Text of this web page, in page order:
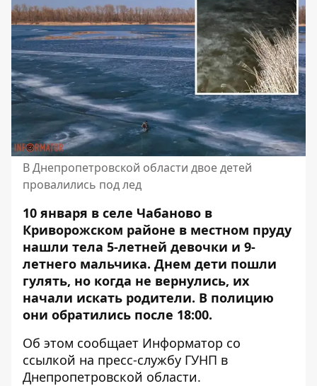
В Днепропетровской области двое детей
провалились под лед
10 января в селе Чабаново в
Криворожском районе в местном пруду
нашли тела 5-летней девочки и 9-
летнего мальчика. Днем дети пошли
гулять, но когда не вернулись, их
начали искать родители. В полицию
они обратились после 18:00.
Об этом сообщает Информатор со
ссылкой на пресс-службу ГУНП в
Днепропетровской области.